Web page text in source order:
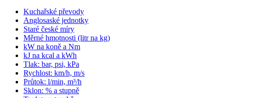
Kuchařské převody
Anglosaské jednotky
Staré české míry
Měrné hmotnosti (litr na kg)
kW na koně a Nm
kJ na kcal a kWh
Tlak: bar, psi, kPa
Rychlost: km/h, m/s
Průtok: l/min, m³/h
Sklon: % a stupně